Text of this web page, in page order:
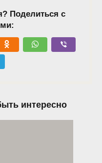
Поделиться с
интересно